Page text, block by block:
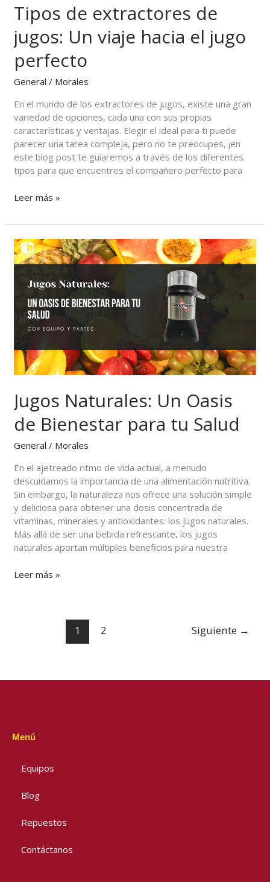
Tipos de extractores de
jugos: Un viaje hacia el jugo
perfecto
General / Morales
En el mundo de los extractores de jugos, existe una gran
variedad de opciones, cada una con sus propias
características y ventajas. Elegir el ideal para ti puede
parecer una tarea compleja, pero no te preocupes, ¡en
este blog post te guiaremos a través de los diferentes
tipos para que encuentres el compañero perfecto para
Leer más »
Jugos Naturales: Un Oasis
de Bienestar para tu Salud
General / Morales
En el ajetreado ritmo de vida actual, a menudo
descuidamos la importancia de una alimentación nutritiva.
Sin embargo, la naturaleza nos ofrece una solución simple
y deliciosa para obtener una dosis concentrada de
vitaminas, minerales y antioxidantes: los jugos naturales.
Más allá de ser una bebida refrescante, los jugos
naturales aportan múltiples beneficios para nuestra
Jugos
Naturales:
Oasis
Bienestar
para
Salud
Leer más »
1 2 Siguiente →
Menú
Equipos
Blog
Repuestos
Contáctanos